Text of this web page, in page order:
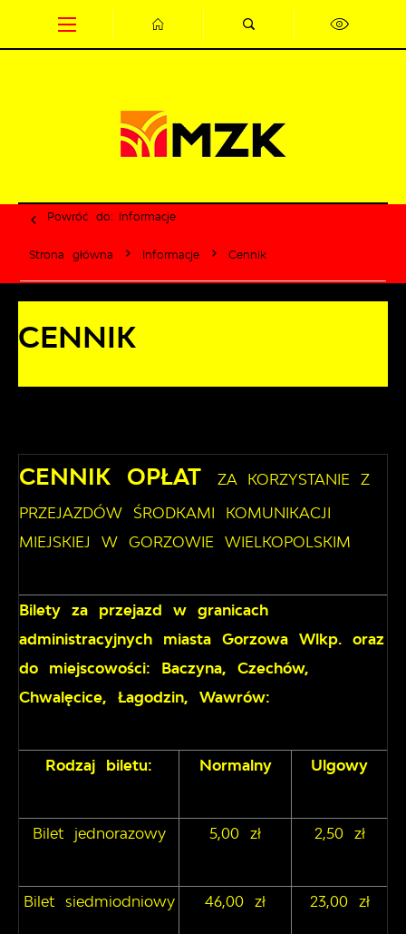
Przejdź do wyszukiwarki.
Przejdź do ustawień wielkości czcionki.
Wyłącz wersję kontrastową strony.
Powróć do: Informacje
Strona główna Informacje Cennik
CENNIK
CENNIK OPŁAT
ZA KORZYSTANIE Z
PRZEJAZDÓW ŚRODKAMI KOMUNIKACJI
MIEJSKIEJ W GORZOWIE WIELKOPOLSKIM
Bilety za przejazd w granicach
administracyjnych miasta Gorzowa Wlkp. oraz
do miejscowości: Baczyna, Czechów,
Chwalęcice, Łagodzin, Wawrów:
Rodzaj biletu: Normalny Ulgowy
Bilet jednorazowy 5,00 zł 2,50 zł
Bilet siedmiodniowy 46,00 zł 23,00 zł